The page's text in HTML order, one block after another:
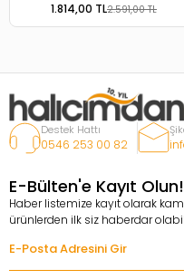
1.814,00 TL2.591,00 TL
Destek Hattı
0546 253 00 82
E-Bülten'e Kayıt Olun!
Haber listemize kayıt olarak
ürünlerden ilk siz haberdar